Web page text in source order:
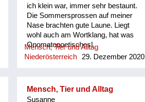
ich klein war, immer sehr bestaunt.
Die Sommersprossen auf meiner
Nase brachten gute Laune. Liegt
wohl auch am Wortklang, hat was
Onomatopoetisches!
Mensch, Tier und Alltag
Niederösterreich
29. Dezember 2020
Mensch, Tier und Alltag
Susanne